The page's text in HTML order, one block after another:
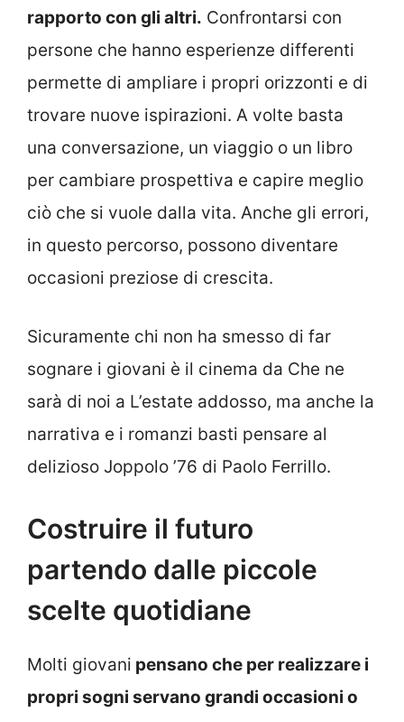
rapporto con gli altri. Confrontarsi con
persone che hanno esperienze differenti
permette di ampliare i propri orizzonti e di
trovare nuove ispirazioni. A volte basta
una conversazione, un viaggio o un libro
per cambiare prospettiva e capire meglio
ciò che si vuole dalla vita. Anche gli errori,
in questo percorso, possono diventare
occasioni preziose di crescita.
Sicuramente chi non ha smesso di far
sognare i giovani è il cinema da Che ne
sarà di noi a L’estate addosso, ma anche la
narrativa e i romanzi basti pensare al
delizioso Joppolo ’76 di Paolo Ferrillo.
Costruire il futuro
partendo dalle piccole
scelte quotidiane
Molti giovani pensano che per realizzare i
propri sogni servano grandi occasioni o